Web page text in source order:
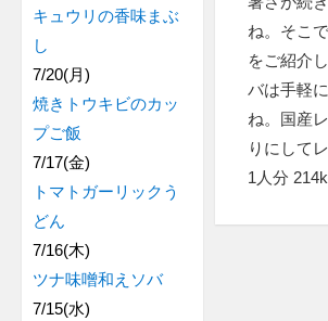
ね。そこ
をご紹介
バは手軽
ね。国産
りにして
1人分
キュウリの香味まぶ
し
7/20(月)
焼きトウキビのカッ
プご飯
7/17(金)
トマトガーリックう
どん
7/16(木)
ツナ味噌和えソバ
7/15(水)